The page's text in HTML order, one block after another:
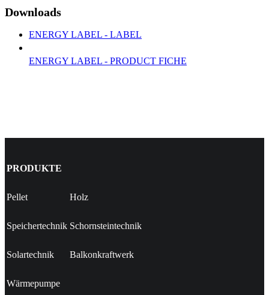
Downloads
ENERGY LABEL - LABEL
ENERGY LABEL - PRODUCT FICHE
PRODUKTE
Pellet Holz
Speichertechnik Schornsteintechnik
Solartechnik Balkonkraftwerk
Wärmepumpe